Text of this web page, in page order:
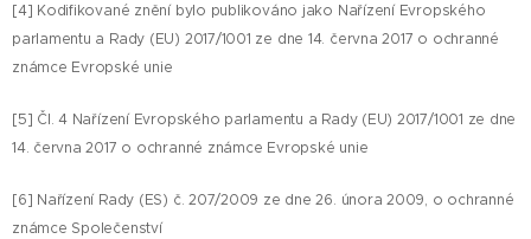
[4] Kodifikované znění bylo publikováno jako Nařízení Evropského
parlamentu a Rady (EU) 2017/1001 ze dne 14. června 2017 o ochranné
známce Evropské unie
[5] Čl. 4 Nařízení Evropského parlamentu a Rady (EU) 2017/1001 ze dne
14. června 2017 o ochranné známce Evropské unie
[6] Nařízení Rady (ES) č. 207/2009 ze dne 26. února 2009, o ochranné
známce Společenství